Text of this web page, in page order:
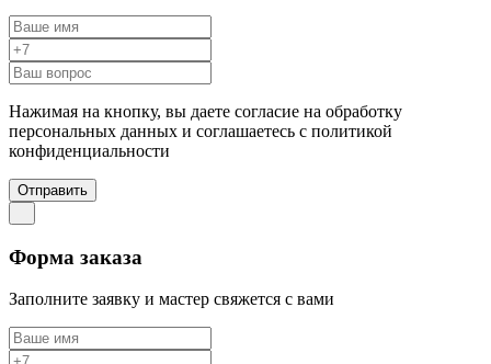
Нажимая на кнопку, вы даете согласие на обработку
персональных данных и соглашаетесь c политикой
конфиденциальности
Отправить
Форма заказа
Заполните заявку и мастер свяжется с вами